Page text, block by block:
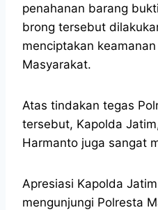
penahanan barang
brong tersebut
menciptakan
Masyarakat.
Atas tindakan tegas
tersebut, Kapolda
Harmanto juga sangat
Apresiasi Kapolda
mengunjungi Polresta